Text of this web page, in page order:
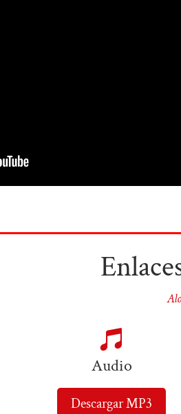

Audio
Descargar MP3